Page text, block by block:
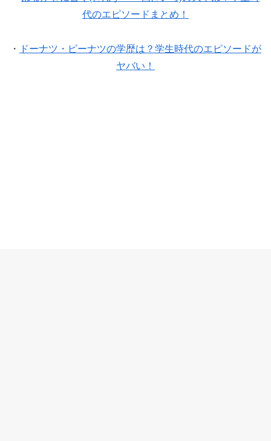
代のエピソードまとめ！
・
ドーナツ・ピーナツの学歴は？学生時代のエピソードが
ヤバい！